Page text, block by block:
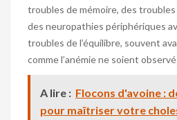
troubles de mémoire, des troubles
des neuropathies périphériques
troubles de l’équilibre, souvent
comme l’anémie ne soient
A lire : Flocons d'avoine :
pour maîtriser votre